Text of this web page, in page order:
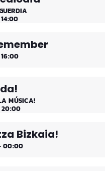
MÚSICA!
Bizkaia!
00:00